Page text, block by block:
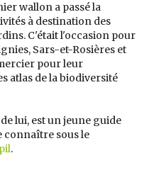
wallon a passé la
à destination des
C'était l'occasion pour
Sars-et-Rosières et
pour leur
atlas de la biodiversité
lui, est un jeune guide
connaître sous le
.